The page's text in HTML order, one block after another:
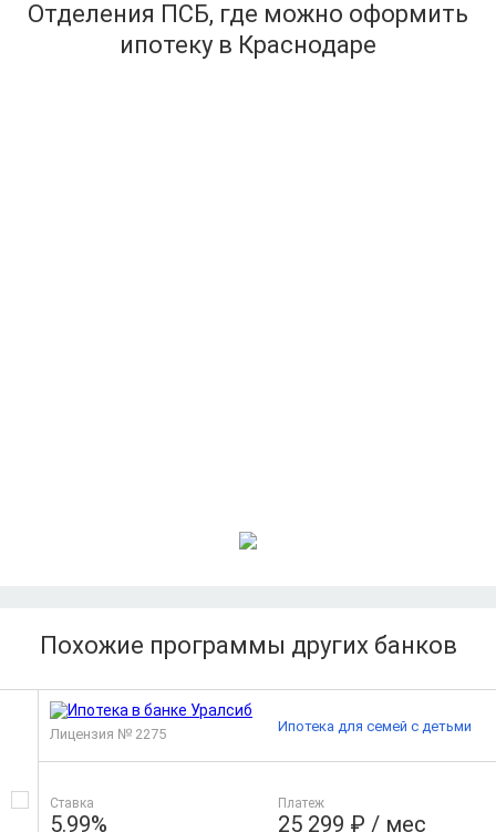
Отделения ПСБ, где можно оформить
ипотеку в Краснодаре
Похожие программы других банков
Лицензия № 2275
Ставка
5.99%
Платеж
25 299 ₽ / мес
Ипотека для семей с детьми